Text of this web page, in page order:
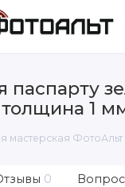
паспарту
1
мастерская ФотоАльт
0